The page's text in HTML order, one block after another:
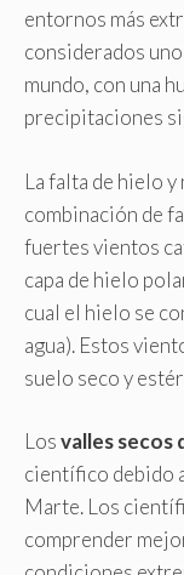
entornos más
considerados
mundo, con una
precipitaciones
La falta de hielo y
combinación de
fuertes vientos
capa de hielo
cual el hielo se
agua). Estos
suelo seco y
Losvalles secos
científico debido
Marte. Los
comprender